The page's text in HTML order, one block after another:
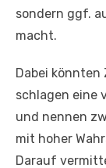
sondern ggf.
macht.
Dabei könnten
schlagen eine
und nennen
mit hoher
Darauf